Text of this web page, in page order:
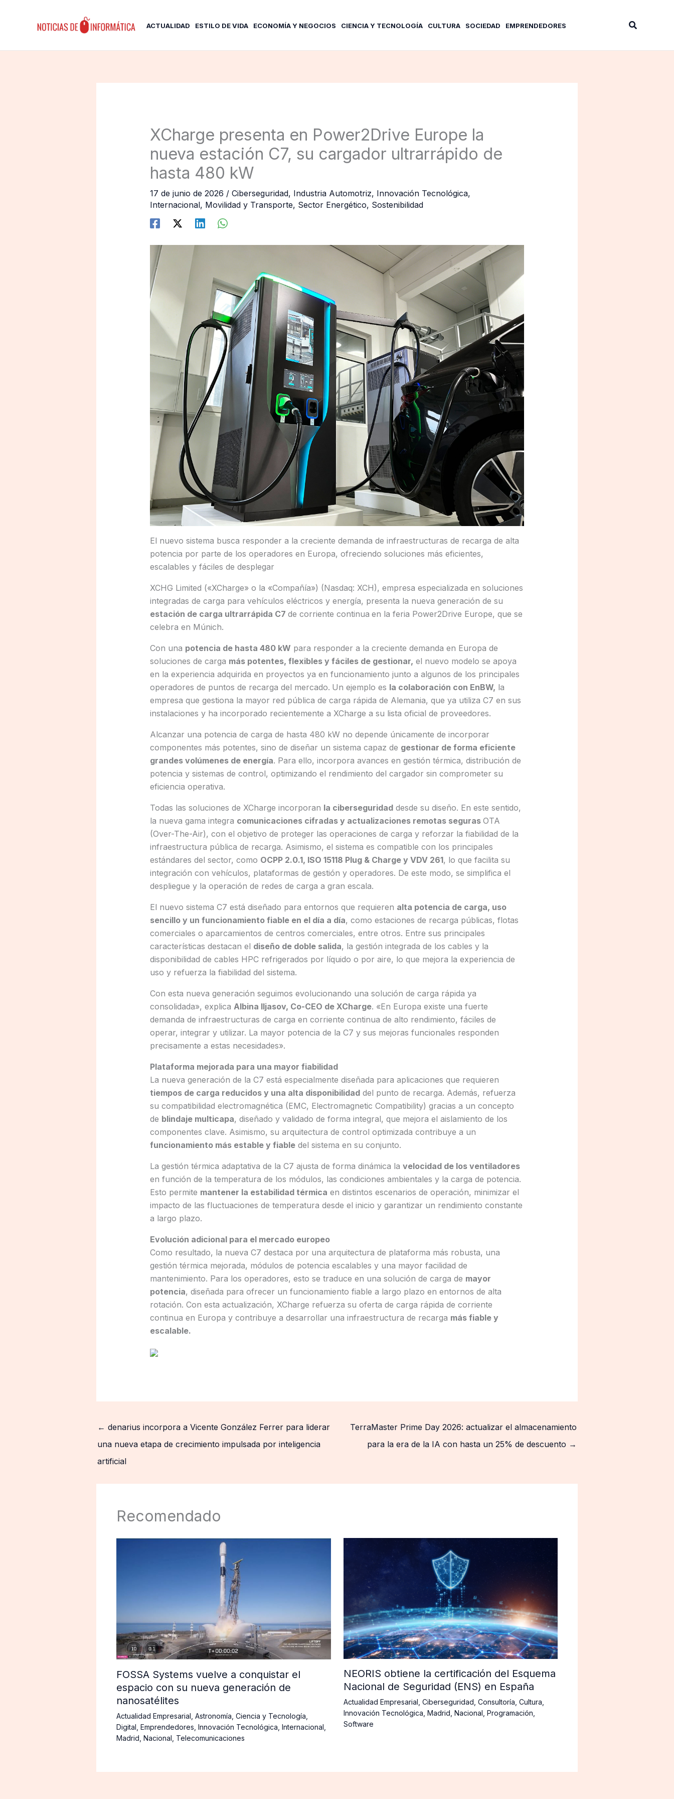
ACTUALIDAD ESTILO DE VIDA ECONOMÍA Y NEGOCIOS CIENCIA Y TECNOLOGÍA CULTURA SOCIEDAD EMPRENDEDORES Buscar
XCharge presenta en Power2Drive Europe la
nueva estación C7, su cargador ultrarrápido de
hasta 480 kW
17 de junio de 2026 / Ciberseguridad, Industria Automotriz, Innovación Tecnológica,
Internacional, Movilidad y Transporte, Sector Energético, Sostenibilidad
El nuevo sistema busca responder a la creciente demanda de infraestructuras de recarga de alta
potencia por parte de los operadores en Europa, ofreciendo soluciones más eficientes,
escalables y fáciles de desplegar
XCHG Limited («XCharge» o la «Compañía») (Nasdaq: XCH), empresa especializada en soluciones
integradas de carga para vehículos eléctricos y energía, presenta la nueva generación de su
estación de carga ultrarrápida C7 de corriente continua en la feria Power2Drive Europe, que se
celebra en Múnich.
Con una potencia de hasta 480 kW para responder a la creciente demanda en Europa de
soluciones de carga más potentes, flexibles y fáciles de gestionar, el nuevo modelo se apoya
en la experiencia adquirida en proyectos ya en funcionamiento junto a algunos de los principales
operadores de puntos de recarga del mercado. Un ejemplo es la colaboración con EnBW, la
empresa que gestiona la mayor red pública de carga rápida de Alemania, que ya utiliza C7 en sus
instalaciones y ha incorporado recientemente a XCharge a su lista oficial de proveedores.
Alcanzar una potencia de carga de hasta 480 kW no depende únicamente de incorporar
componentes más potentes, sino de diseñar un sistema capaz de gestionar de forma eficiente
grandes volúmenes de energía. Para ello, incorpora avances en gestión térmica, distribución de
potencia y sistemas de control, optimizando el rendimiento del cargador sin comprometer su
eficiencia operativa.
Todas las soluciones de XCharge incorporan la ciberseguridaddesde su diseño. En este sentido,
la nueva gama integra comunicaciones cifradas y actualizaciones remotas seguras OTA
(Over-The-Air), con el objetivo de proteger las operaciones de carga y reforzar la fiabilidad de la
infraestructura pública de recarga. Asimismo, el sistema es compatible con los principales
estándares del sector, como OCPP 2.0.1, ISO 15118 Plug & Charge y VDV 261, lo que facilita su
integración con vehículos, plataformas de gestión y operadores. De este modo, se simplifica el
despliegue y la operación de redes de carga a gran escala.
El nuevo sistema C7 está diseñado para entornos que requieren alta potencia de carga, uso
sencillo y un funcionamiento fiable en el día a día, como estaciones de recarga públicas, flotas
comerciales o aparcamientos de centros comerciales, entre otros. Entre sus principales
características destacan el diseño de doble salida, la gestión integrada de los cables y la
disponibilidad de cables HPC refrigerados por líquido o por aire, lo que mejora la experiencia de
uso y refuerza la fiabilidad del sistema.
Con esta nueva generación seguimos evolucionando una solución de carga rápida ya
consolidada», explica Albina Iljasov, Co-CEO de XCharge. «En Europa existe una fuerte
demanda de infraestructuras de carga en corriente continua de alto rendimiento, fáciles de
operar, integrar y utilizar. La mayor potencia de la C7 y sus mejoras funcionales responden
precisamente a estas necesidades».
Plataforma mejorada para una mayor fiabilidad
La nueva generación de la C7 está especialmente diseñada para aplicaciones que requieren
tiempos de carga reducidos y una alta disponibilidaddel punto de recarga. Además, refuerza
su compatibilidad electromagnética (EMC, Electromagnetic Compatibility) gracias a un concepto
de blindaje multicapa, diseñado y validado de forma integral, que mejora el aislamiento de los
componentes clave. Asimismo, su arquitectura de control optimizada contribuye a un
funcionamiento más estable y fiabledel sistema en su conjunto.
La gestión térmica adaptativa de la C7 ajusta de forma dinámica la velocidad de los ventiladores
en función de la temperatura de los módulos, las condiciones ambientales y la carga de potencia.
Esto permite mantener la estabilidad térmica en distintos escenarios de operación, minimizar el
impacto de las fluctuaciones de temperatura desde el inicio y garantizar un rendimiento constante
a largo plazo.
Evolución adicional para el mercado europeo
Como resultado, la nueva C7 destaca por una arquitectura de plataforma más robusta, una
gestión térmica mejorada, módulos de potencia escalables y una mayor facilidad de
mantenimiento. Para los operadores, esto se traduce en una solución de carga de mayor
potencia, diseñada para ofrecer un funcionamiento fiable a largo plazo en entornos de alta
rotación. Con esta actualización, XCharge refuerza su oferta de carga rápida de corriente
continua en Europa y contribuye a desarrollar una infraestructura de recarga más fiable y
escalable.
← denarius incorpora a Vicente González Ferrer para liderar
una nueva etapa de crecimiento impulsada por inteligencia
artificial
TerraMaster Prime Day 2026: actualizar el almacenamiento
para la era de la IA con hasta un 25% de descuento →
Recomendado
FOSSA Systems vuelve a conquistar el
espacio con su nueva generación de
nanosatélites
Actualidad Empresarial Astronomía Ciencia y Tecnología
Digital Emprendedores Innovación Tecnológica Internacional
Madrid Nacional Telecomunicaciones
NEORIS obtiene la certificación del Esquema
Nacional de Seguridad (ENS) en España
Actualidad Empresarial Ciberseguridad Consultoría Cultura
Innovación Tecnológica Madrid Nacional Programación
Software